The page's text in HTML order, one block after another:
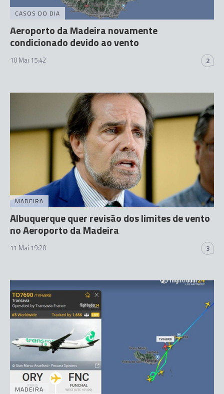
CASOS DO DIA
Aeroporto da Madeira novamente
condicionado devido ao vento
10 Mai 15:42 2
MADEIRA
Albuquerque quer revisão dos limites de vento
no Aeroporto da Madeira
11 Mai 19:20 3
MADEIRA